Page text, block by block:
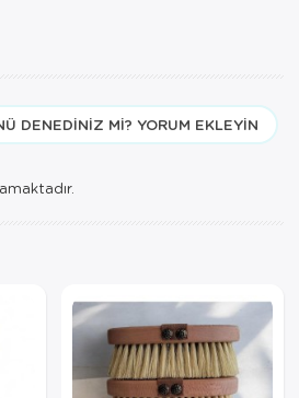
DENEDINIZ MI? YORUM EKLEYIN